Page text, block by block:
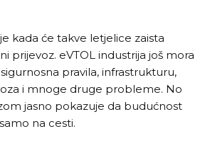
kada će takve letjelice zaista
prijevoz. eVTOL industrija još mora
pravila, infrastrukturu,
i mnoge druge probleme. No
jasno pokazuje da budućnost
na cesti.